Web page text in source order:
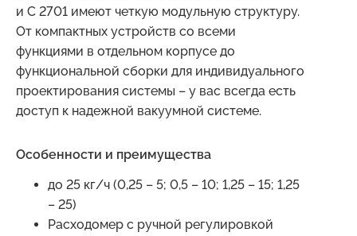
и C 2701 имеют четкую модульную структуру.
От компактных устройств со всеми
функциями в отдельном корпусе до
функциональной сборки для индивидуального
проектирования системы – у вас всегда есть
доступ к надежной вакуумной системе.
Особенности и преимущества
до 25 кг/ч (0,25 – 5; 0,5 – 10; 1,25 – 15; 1,25
– 25)
Расходомер с ручной регулировкой